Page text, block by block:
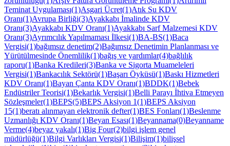
Teminat Uygulaması(1)Asgari Ücret(1)Atık Su KDV
Oranı(1)Avrupa Birliği(3)Ayakkabı İmalinde KDV
Oranı(3)Ayakkabı KDV Oranı(1)Ayakkabı Sarf Malzemesi KDV
Oranı(3)Ayrımcılık Yapılmaması İlkesi(1)BA-BS(1)Baca
Vergisi(1)bağımsız denetim(2)Bağımsız Denetimin Planlanması ve
Yürütülmesinde Önemlilik(1)bağış ve yardımlar(4)bağlılık
raporu(1)Banka Kredileri(3)Banka ve Sigorta Muameleleri
Vergisi(1)Bankacılık Sektörü(1)Başarı Öyküsü(1)Baskı Hizmetleri
KDV Oranı(1)Bayan Çanta KDV Oranı(1)BDDK(1)Bebek
Endüstriler Teorisi(1)Bekarlık Vergisi(1)Belli Parayı İhtiva Etmeyen
Sözleşmeler(1)BEPS(5)BEPS Aksiyon 1(1)BEPS Aksiyon
15(1)beratı alınmayan elektronik defter(1)BES Fonları(1)Beslenme
Uzmanlığı KDV Oranı(1)Beyan Esası(1)Beyannama(0)Beyanname
Verme(4)beyaz yakalı(1)Big Four(2)bilgi işlem genel
müdürlüğü(1)Bilgi Varlıkları Vergisi(1)Bilişim(1)bilişsel